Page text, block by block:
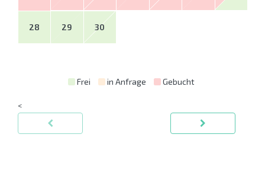
28 29 30
Frei in Anfrage Gebucht
<